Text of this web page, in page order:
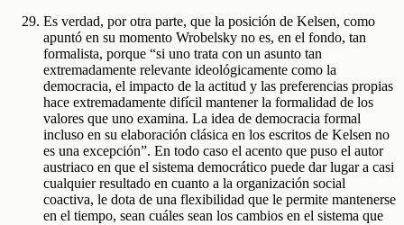
Es verdad, por otra parte, que la posición de Kelsen, como
apuntó en su momento Wrobelsky no es, en el fondo, tan
formalista, porque “si uno trata con un asunto tan
extremadamente relevante ideológicamente como la
democracia, el impacto de la actitud y las preferencias propias
hace extremadamente difícil mantener la formalidad de los
valores que uno examina. La idea de democracia formal
incluso en su elaboración clásica en los escritos de Kelsen no
es una excepción”. En todo caso el acento que puso el autor
austriaco en que el sistema democrático puede dar lugar a casi
cualquier resultado en cuanto a la organización social
coactiva, le dota de una flexibilidad que le permite mantenerse
en el tiempo, sean cuáles sean los cambios en el sistema que